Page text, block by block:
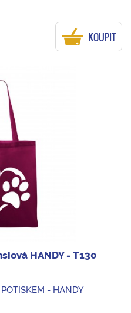
KOUPIT
HANDY - T130
- HANDY